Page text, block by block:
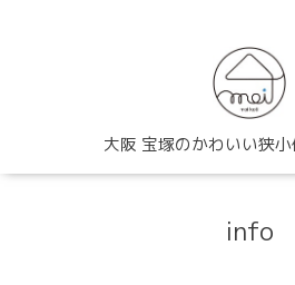
大阪 宝塚のかわいい狭
info